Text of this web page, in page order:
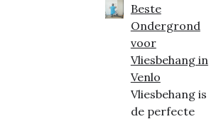
Beste
Ondergrond
voor
Vliesbehang in
Venlo
Vliesbehang is
de perfecte